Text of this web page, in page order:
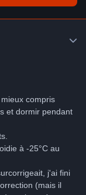
compris
et dormir pendant
à -25°C au
j'ai fini
(mais il